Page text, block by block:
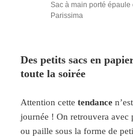
Sac à main porté épaule
Parissima
Des petits sacs en
toute la soirée
Attention cettetendance
journée ! On retrouvera avec
ou paille sous la forme de